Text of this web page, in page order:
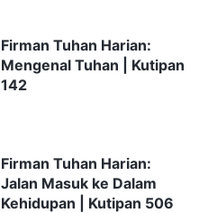
Firman Tuhan Harian:
Mengenal Tuhan | Kutipan
142
Firman Tuhan Harian:
Jalan Masuk ke Dalam
Kehidupan | Kutipan 506